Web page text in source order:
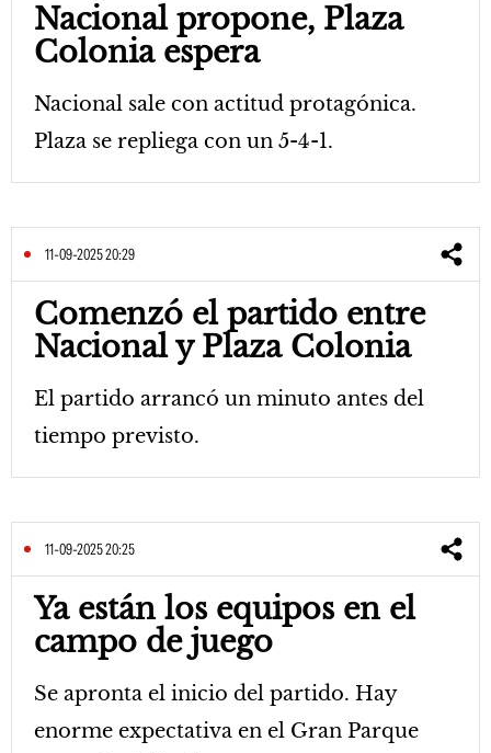
Nacional propone, Plaza
Colonia espera
Nacional sale con actitud protagónica.
Plaza se repliega con un 5-4-1.
11-09-2025 20:29
Comenzó el partido entre
Nacional y Plaza Colonia
El partido arrancó un minuto antes del
tiempo previsto.
11-09-2025 20:25
Ya están los equipos en el
campo de juego
Se apronta el inicio del partido. Hay
enorme expectativa en el Gran Parque